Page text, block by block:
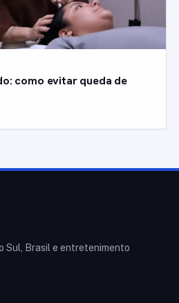
como evitar queda de
Sul, Brasil e entretenimento